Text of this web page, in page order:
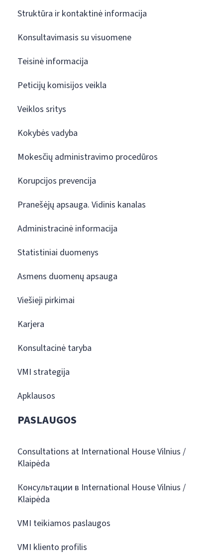
Struktūra ir kontaktinė informacija
Konsultavimasis su visuomene
Teisinė informacija
Peticijų komisijos veikla
Veiklos sritys
Kokybės vadyba
Mokesčių administravimo procedūros
Korupcijos prevencija
Pranešėjų apsauga. Vidinis kanalas
Administracinė informacija
Statistiniai duomenys
Asmens duomenų apsauga
Viešieji pirkimai
Karjera
Konsultacinė taryba
VMI strategija
Apklausos
PASLAUGOS
Consultations at International House Vilnius /
Klaipėda
Консультации в International House Vilnius /
Klaipėda
VMI teikiamos paslaugos
VMI kliento profilis